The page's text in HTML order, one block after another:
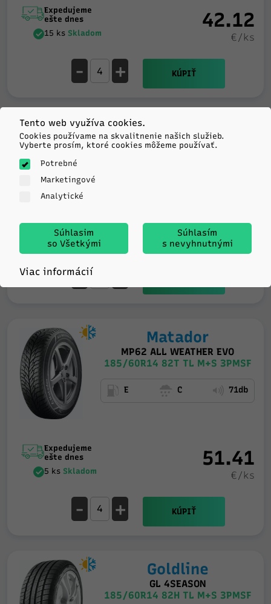
Expedujeme
ešte dnes
15 ks Skladom
42.12
€/ks
- + KÚPIŤ
Sailun
ATREZZO 4SEASONS ULTRA
ešte dnes
Viac ako 20
ksSkladom
43.97
€/ks
-
Matador
MP62 ALL WEATHER EVO
185/60R14 82T TL M+S 3PMSF
E C 71db
Expedujeme
ešte dnes
5 ks Skladom
51.41
€/ks
- + KÚPIŤ
Goldline
GL 4SEASON
185/60R14 82H TL M+S 3PMSF
Tento web využíva cookies.
Cookies používame na skvalitnenie našich služieb.
Vyberte prosím, ktoré cookies môžeme používať.
Potrebné
Marketingové
Analytické
Súhlasim
so Všetkými
Súhlasím
s nevyhnutnými
Viac informácií